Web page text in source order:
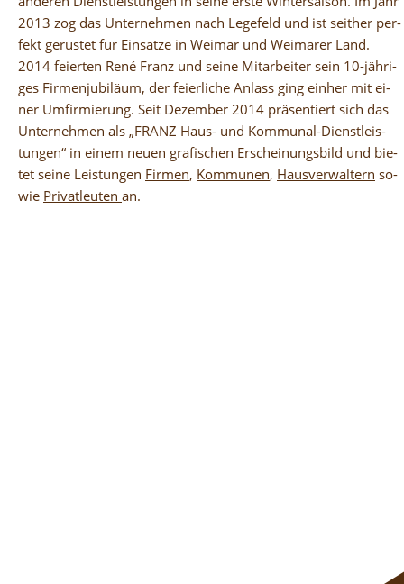
zung von Lei­tern bes­tens ar­beits­schutz­
kon­form.
2013 zog das Un­ter­neh­men nach Le­ge­feld und ist seit­her per­
fekt ge­rüs­tet für Ein­sät­ze in Wei­mar und Wei­ma­rer Land.
2014 fei­er­ten René Franz und sei­ne Mit­ar­bei­ter sein 10-jäh­ri­
ges Fir­men­ju­bi­lä­um, der fei­er­li­che An­lass ging ein­her mit ei­
ner Um­fir­mie­rung. Seit De­zem­ber 2014 prä­sen­tiert sich das
Un­ter­neh­men als „FRANZ Haus- und Kom­mu­nal-Dienst­leis­
tun­gen“ in ei­nem neu­en gra­fi­schen Er­schei­nungs­bild und bie­
tet sei­ne Leis­tun­gen Fir­men, Kom­mu­nen, Haus­ver­wal­tern so­
wie Pri­vat­leu­ten an.